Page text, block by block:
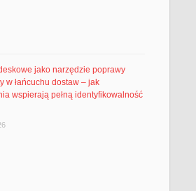
jako narzędzie poprawy
w łańcuchu dostaw – jak
wspierają pełną identyfikowalność